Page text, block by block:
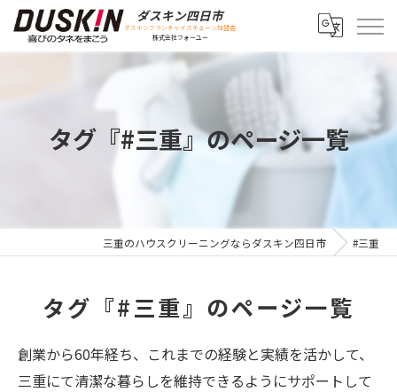
ダスキン四日市
ダスキンフランチャイズチェーン加盟店
株式会社フォーユー
タグ『#三重』のページ一覧
三重のハウスクリーニングならダスキン四日市 #三重
タグ『#三重』のページ一覧
創業から60年経ち、これまでの経験と実績を活かして、
三重にて清潔な暮らしを維持できるようにサポートして